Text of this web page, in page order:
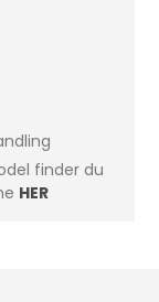
finder du
HER